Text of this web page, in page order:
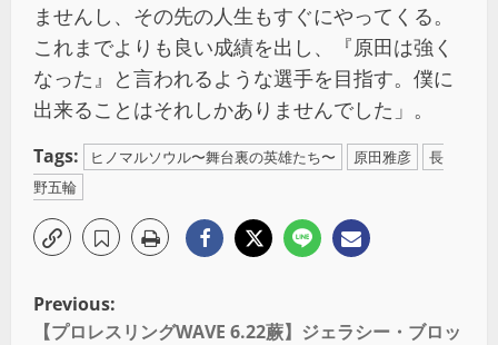
ませんし、その先の人生もすぐにやってくる。
これまでよりも良い成績を出し、『原田は強く
なった』と言われるような選手を目指す。僕に
出来ることはそれしかありませんでした」。
Tags: ヒノマルソウル〜舞台裏の英雄たち〜 原田雅彦
長
野五輪
Previous:
【プロレスリングWAVE 6.22蕨】ジェラシー・ブロッ